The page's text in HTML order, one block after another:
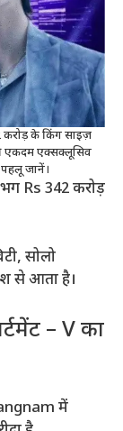
करोड़ के किंग साइज़
एकदम एक्सक्लूसिव
जानें।
Rs 342 करोड़
सोलो
से आता है।
– V का
में